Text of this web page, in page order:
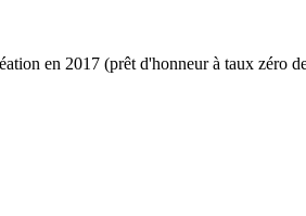
en 2017 (prêt d'honneur à taux zéro